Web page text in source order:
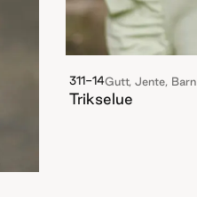
311-14Gutt, Jente, Barn
Trikselue